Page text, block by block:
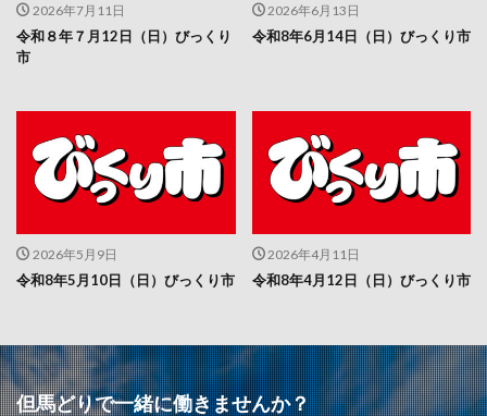
2026年7月11日
令和８年７月12日（日）びっくり
市
2026年6月13日
令和8年6月14日（日）びっくり市
2026年5月9日
令和8年5月10日（日）びっくり市
2026年4月11日
令和8年4月12日（日）びっくり市
但馬どりで一緒に働きませんか？